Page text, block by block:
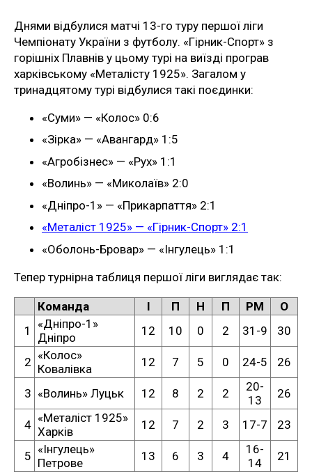
Днями відбулися матчі 13-го туру першої ліги
Чемпіонату України з футболу. «Гірник-Спорт» з
горішніх Плавнів у цьому турі на виїзді програв
харківському «Металісту 1925». Загалом у
тринадцятому турі відбулися такі поєдинки:
«Суми» — «Колос» 0:6
«Зірка» — «Авангард» 1:5
«Агробізнес» — «Рух» 1:1
«Волинь» — «Миколаїв» 2:0
«Дніпро-1» — «Прикарпаття» 2:1
«Металіст 1925» — «Гірник-Спорт» 2:1
«Оболонь-Бровар» — «Інгулець» 1:1
Тепер турнірна таблиця першої ліги виглядає так:
Команда I П Н П РМ
О
1
«Дніпро-1»
Дніпро
12 10 0 2 31-9 30
2 «Колос»
Ковалівка
12 7 5 0 24-5 26
3 «Волинь» Луцьк 12 8 2 2
20-
13
26
4 «Металіст 1925»
Харків
12 7 2 3 17-7 23
5 «Інгулець»
Петрове
13 6 3 4
16-
14
21